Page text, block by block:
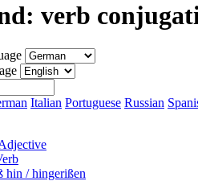
verb
Italian Portuguese Russian
hin / hingerißen